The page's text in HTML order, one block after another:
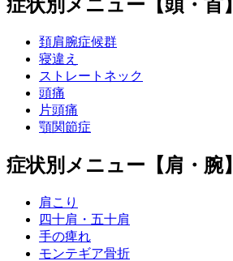
症状別メニュー【頭・首】
頚肩腕症候群
寝違え
ストレートネック
頭痛
片頭痛
顎関節症
症状別メニュー【肩・腕】
肩こり
四十肩・五十肩
手の痺れ
モンテギア骨折